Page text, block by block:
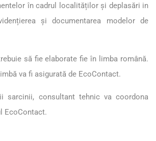
în cadrul localităților și deplasări in
și documentarea modelor de
să fie elaborate fie în limba română.
va fi asigurată de EcoContact.
sarcinii, consultant tehnic va coordona
EcoContact.